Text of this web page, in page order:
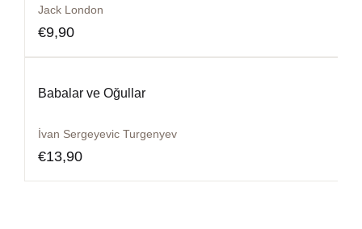
Jack London
€9,90
Babalar ve Oğullar
İvan Sergeyevic Turgenyev
€13,90